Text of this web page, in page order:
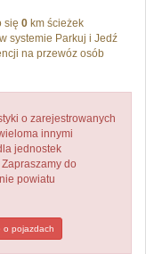
się 0 km ścieżek
systemie Parkuj i Jedź
na przewóz osób
o zarejestrowanych
innymi
jednostek
do
powiatu
o pojazdach